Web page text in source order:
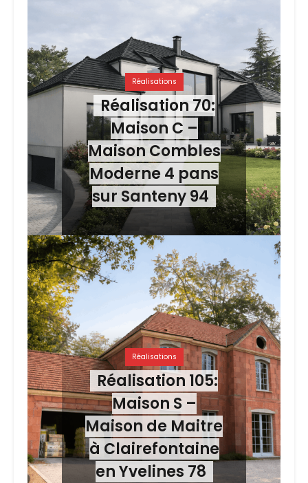
Réalisations
Réalisation 70:
Maison C –
Maison Combles
Moderne 4 pans
sur Santeny 94
Réalisations
Réalisation 105:
Maison S –
Maison de Maitre
à Clairefontaine
en Yvelines 78